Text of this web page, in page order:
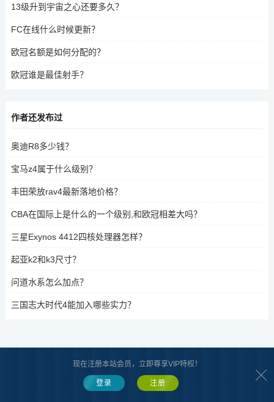
13级升到宇宙之心还要多久？
FC在线什么时候更新？
欧冠名额是如何分配的？
欧冠谁是最佳射手？
作者还发布过
奥迪R8多少钱？
宝马z4属于什么级别？
丰田荣放rav4最新落地价格？
CBA在国际上是什么的一个级别,和欧冠相差大吗？
三星Exynos 4412四核处理器怎样？
起亚k2和k3尺寸？
问道水系怎么加点？
三国志大时代4能加入哪些实力？
关于我们| 版权声明 |合作共赢 |网站地图
Copyright © 2022 - 至今 www.zaibaike.com再百科 辽ICP备2022008634号-1
现在注册本站会员，立即尊享VIP特权！
登录 注册